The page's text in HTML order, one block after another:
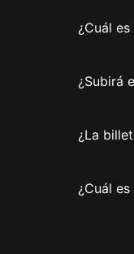
¿Cuál
¿Subirá
¿La
¿Cuál